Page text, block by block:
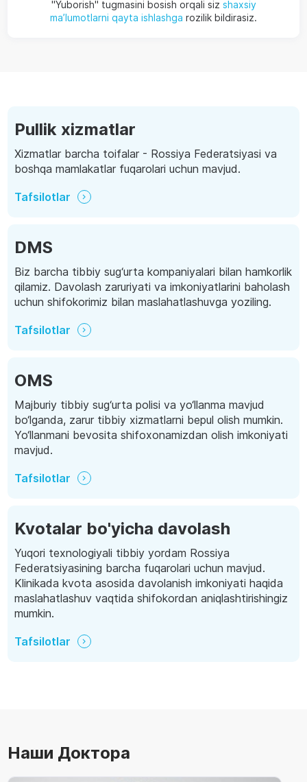
"Yuborish" tugmasini bosish orqali siz shaxsiy
ma’lumotlarni qayta ishlashga rozilik bildirasiz.
Pullik xizmatlar
Xizmatlar barcha toifalar - Rossiya Federatsiyasi va
boshqa mamlakatlar fuqarolari uchun mavjud.
Tafsilotlar
DMS
Biz barcha tibbiy sug‘urta kompaniyalari bilan hamkorlik
qilamiz. Davolash zaruriyati va imkoniyatlarini baholash
uchun shifokorimiz bilan maslahatlashuvga yoziling.
Tafsilotlar
OMS
Majburiy tibbiy sug‘urta polisi va yo‘llanma mavjud
bo‘lganda, zarur tibbiy xizmatlarni bepul olish mumkin.
Yo‘llanmani bevosita shifoxonamizdan olish imkoniyati
mavjud.
Tafsilotlar
Kvotalar bo'yicha davolash
Yuqori texnologiyali tibbiy yordam Rossiya
Federatsiyasining barcha fuqarolari uchun mavjud.
Klinikada kvota asosida davolanish imkoniyati haqida
maslahatlashuv vaqtida shifokordan aniqlashtirishingiz
mumkin.
Tafsilotlar
Наши Доктора